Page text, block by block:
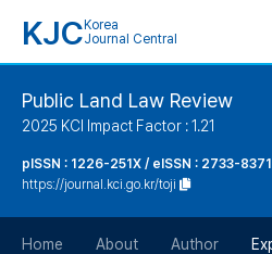
KJC Korea
Journal Central
Public Land Law Review
2025 KCI Impact Factor : 1.21
pISSN : 1226-251X / eISSN : 2733-8371
https://journal.kci.go.kr/toji
Home About Author